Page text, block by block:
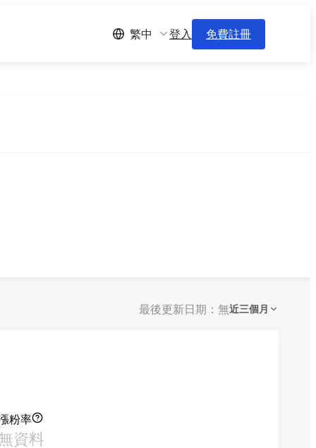
繁中 登入 免費註冊
最後更新日期：無近三個月
粉率
資料